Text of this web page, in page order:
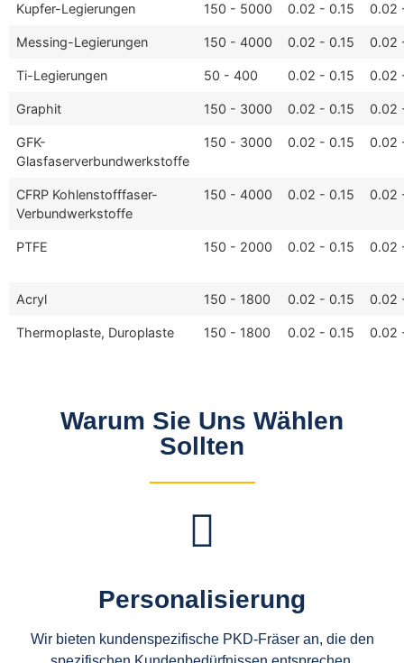
Kupfer-Legierungen 150 - 5000 0.02 - 0.15 0.02
Messing-Legierungen 150 - 4000 0.02 - 0.15 0.02
Ti-Legierungen 50 - 400 0.02 - 0.15 0.02
Graphit 150 - 3000 0.02 - 0.15 0.02
GFK-
Glasfaserverbundwerkstoffe
150 - 3000 0.02 - 0.15 0.02
CFRP Kohlenstofffaser-
Verbundwerkstoffe
150 - 4000 0.02 - 0.15 0.02
PTFE 150 - 2000 0.02 - 0.15 0.02
Acryl 150 - 1800 0.02 - 0.15 0.02
Thermoplaste, Duroplaste 150 - 1800 0.02 - 0.15 0.02
Warum Sie Uns Wählen
Sollten
Personalisierung
Wir bieten kundenspezifische PKD-Fräser an, die den